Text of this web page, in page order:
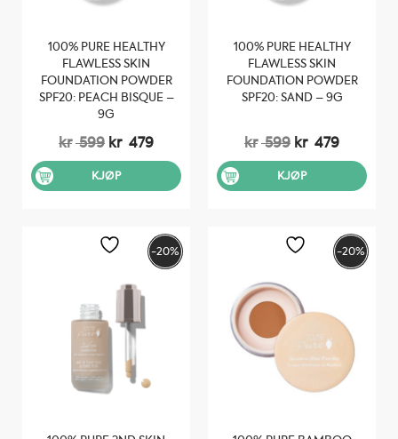
100% PURE HEALTHY
FLAWLESS SKIN
FOUNDATION POWDER
SPF20: PEACH BISQUE –
9G
kr599 Opprinnelig
pris
var:
kr 599.
kr 479Nåværende
pris
kr 479.
KJØP
100% PURE HEALTHY
FLAWLESS SKIN
FOUNDATION POWDER
SPF20: SAND – 9G
kr599 Opprinnelig
pris
var:
kr 599.
kr 479
pris
kr 479.
KJØP
-20% -20%